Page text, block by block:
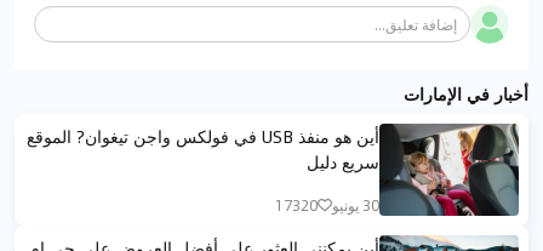
إضافة تعليق...
أخبار في الإمارات
أين هو منفذ USB في فولكس واجن تيغوان? الموقع
سريع دليل
30 يونيو 17320